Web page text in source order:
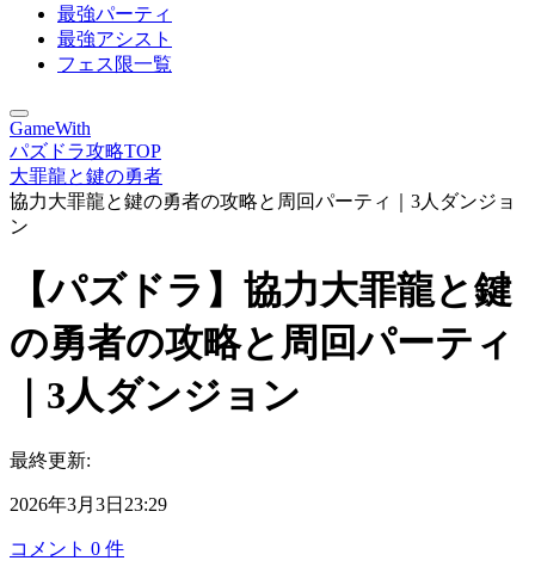
最強パーティ
最強アシスト
フェス限一覧
GameWith
パズドラ攻略TOP
大罪龍と鍵の勇者
協力大罪龍と鍵の勇者の攻略と周回パーティ｜3人ダンジョ
ン
【パズドラ】協力大罪龍と鍵
の勇者の攻略と周回パーティ
｜3人ダンジョン
最終更新:
2026年3月3日23:29
コメント 0 件